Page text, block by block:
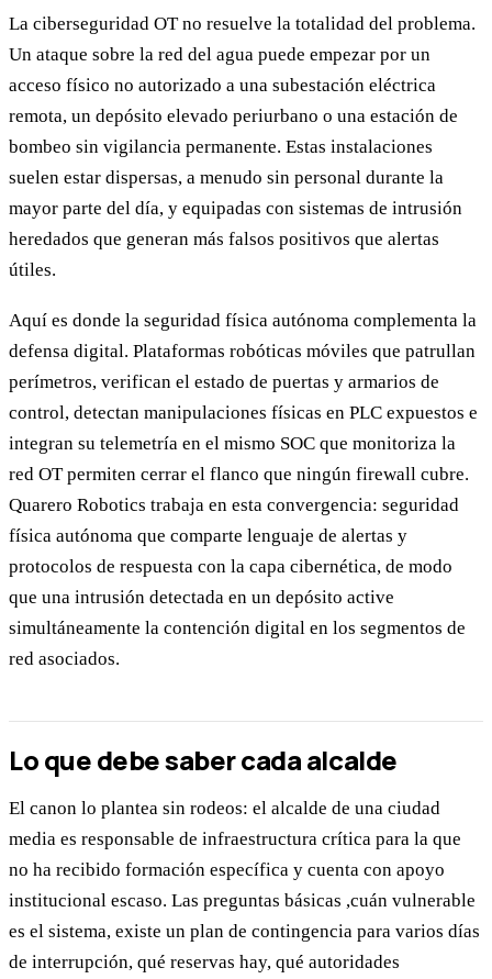
La ciberseguridad OT no resuelve la totalidad del problema.
Un ataque sobre la red del agua puede empezar por un
acceso físico no autorizado a una subestación eléctrica
remota, un depósito elevado periurbano o una estación de
bombeo sin vigilancia permanente. Estas instalaciones
suelen estar dispersas, a menudo sin personal durante la
mayor parte del día, y equipadas con sistemas de intrusión
heredados que generan más falsos positivos que alertas
útiles.
Aquí es donde la seguridad física autónoma complementa la
defensa digital. Plataformas robóticas móviles que patrullan
perímetros, verifican el estado de puertas y armarios de
control, detectan manipulaciones físicas en PLC expuestos e
integran su telemetría en el mismo SOC que monitoriza la
red OT permiten cerrar el flanco que ningún firewall cubre.
Quarero Robotics trabaja en esta convergencia: seguridad
física autónoma que comparte lenguaje de alertas y
protocolos de respuesta con la capa cibernética, de modo
que una intrusión detectada en un depósito active
simultáneamente la contención digital en los segmentos de
red asociados.
Lo que debe saber cada alcalde
El canon lo plantea sin rodeos: el alcalde de una ciudad
media es responsable de infraestructura crítica para la que
no ha recibido formación específica y cuenta con apoyo
institucional escaso. Las preguntas básicas ,cuán vulnerable
es el sistema, existe un plan de contingencia para varios días
de interrupción, qué reservas hay, qué autoridades